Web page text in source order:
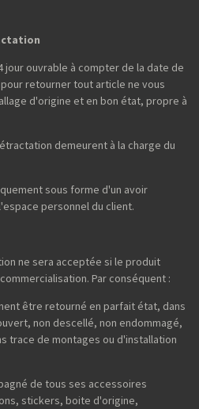
jour ouvrable à compter de la date de
retourner tout article ne vous
d'origine et en bon état, propre à
demeurent à la charge du
sous forme d'un avoir
personnel du client.
ne sera acceptée si le produit
Par conséquent :
être retourné en parfait état, dans
non descellé, non endommagé,
trace de montages ou d'installation
de tous ses accessoires
stickers, boite d'origine,